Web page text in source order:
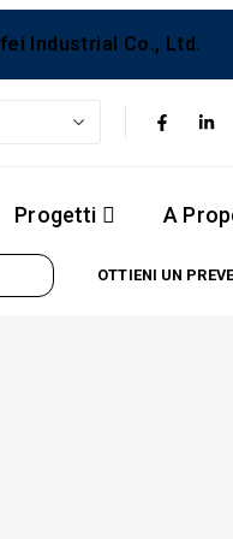
Industrial Co., Ltd.
Progetti A
OTTIENI UN